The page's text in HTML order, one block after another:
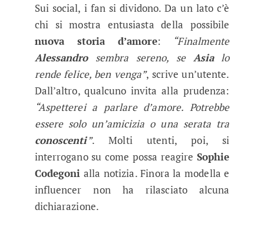
Sui social, i fan si dividono. Da un lato c’è
chi si mostra entusiasta della possibile
nuova storia d’amore:
“Finalmente
Alessandrosembra sereno, se Asialo
rende felice, ben venga”, scrive un’utente.
Dall’altro, qualcuno invita alla prudenza:
“Aspetterei a parlare d’amore. Potrebbe
essere solo un’amicizia o una serata tra
conoscenti”. Molti utenti, poi, si
interrogano su come possa reagire Sophie
Codegoni alla notizia. Finora la modella e
influencer non ha rilasciato alcuna
dichiarazione.